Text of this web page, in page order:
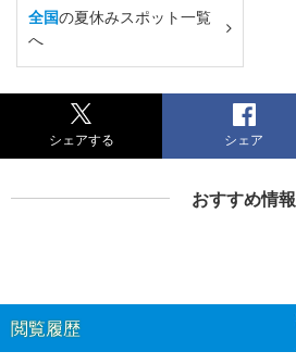
全国の夏休みスポット一覧
へ
シェアする シェア
おすすめ情報
閲覧履歴